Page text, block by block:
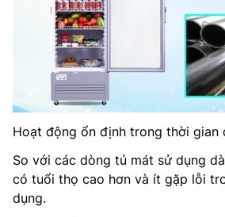
Hoạt động ổn định trong thời gian
So với các dòng tủ mát sử dụng
có tuổi thọ cao hơn và ít gặp lỗi
dụng.